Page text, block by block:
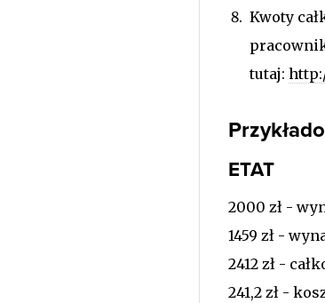
Kwoty
tutaj:
ETAT
2000 zł -
1459 zł -
2412 zł -
241,2 zł -